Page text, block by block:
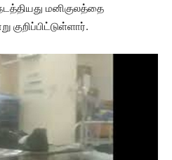
மனிகுலத்தை